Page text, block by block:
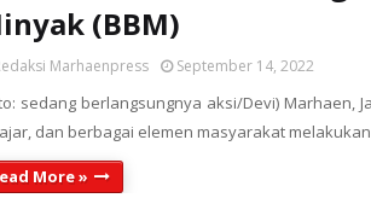
(BBM)
Marhaenpress September 14, 2022
sedang berlangsungnya aksi/Devi) Marhaen,
dan berbagai elemen masyarakat
More »